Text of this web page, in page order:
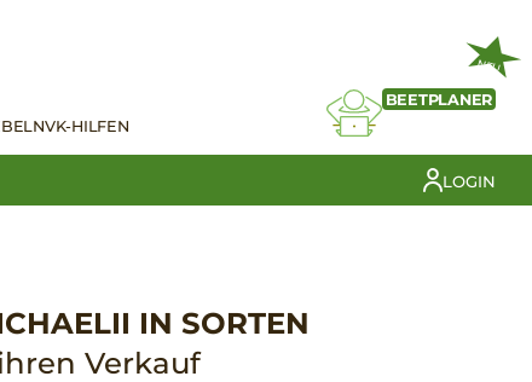
VK-HILFEN
NEU
BEETPLANER
LOGIN
IN SORTEN
Verkauf